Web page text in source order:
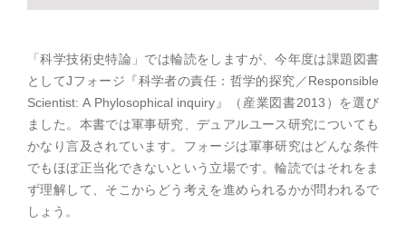
「科学技術史特論」では輪読をしますが、今年度は課題図書
としてJフォージ『科学者の責任：哲学的探究／Responsible
Scientist: A Phylosophical inquiry』（産業図書2013）を選び
ました。本書では軍事研究、デュアルユース研究についても
かなり言及されています。フォージは軍事研究はどんな条件
でもほぼ正当化できないという立場です。輪読ではそれをま
ず理解して、そこからどう考えを進められるかが問われるで
しょう。